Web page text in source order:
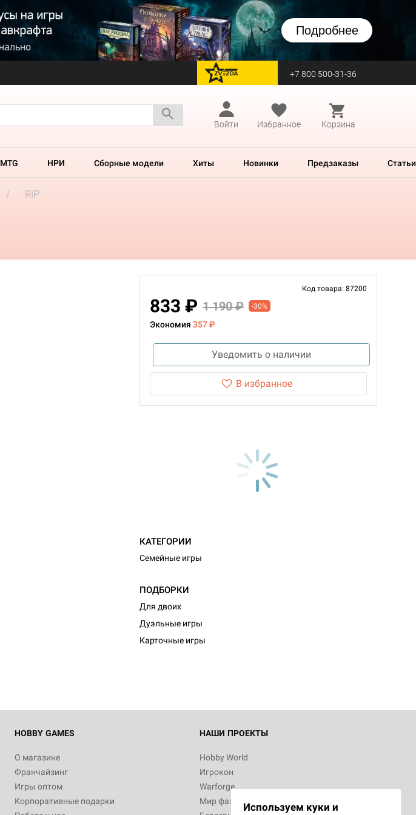
Подробнее
перейти на Zvezda +7 800 500-31-36
Войти
Избранное Корзина
MTG НРИ Сборные модели Хиты Новинки Предзаказы Статьи
RIP
Код товара: 87200
833 ₽ 1 190 ₽ -30%
Экономия 357 ₽
Уведомить о наличии
В избранное
КАТЕГОРИИ
Семейные игры
ПОДБОРКИ
Для двоих
Дуэльные игры
Карточные игры
HOBBY GAMES
О магазине
Франчайзинг
Игры оптом
Корпоративные подарки
НАШИ ПРОЕКТЫ
Hobby World
Игрокон
Warforge
Мир фантастикиИспользуем куки и
Настольная игра Hobby World Монстры
Белая смерть
12 990
Настольная игра Hobby World Берсерк.
3 490